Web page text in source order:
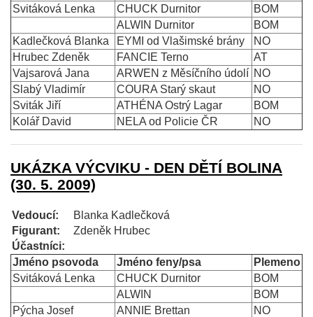
Svitáková Lenka
CHUCK Durnitor
BOM
ALWIN Durnitor
BOM
Kadlečková Blanka
EYMI od Vlašimské brány
NO
Hrubec Zdeněk
FANCIE Terno
AT
Vajsarová Jana
ARWEN z Měsíčního údolí NO
Slabý Vladimír
COURA Starý skaut
NO
Sviták Jiří
ATHÉNA Ostrý Lagar
BOM
Kolář David
NELA od Policie ČR NO
UKÁZKA VÝCVIKU - DEN DĚTÍ BOLINA
(30. 5. 2009)
Vedoucí:
Blanka Kadlečková
Figurant:
Zdeněk Hrubec
Účastníci:
Jméno psovoda
Jméno feny/psa
Plemeno
Svitáková Lenka
CHUCK Durnitor
BOM
ALWIN
BOM
Pýcha Josef
ANNIE Brettan
NO